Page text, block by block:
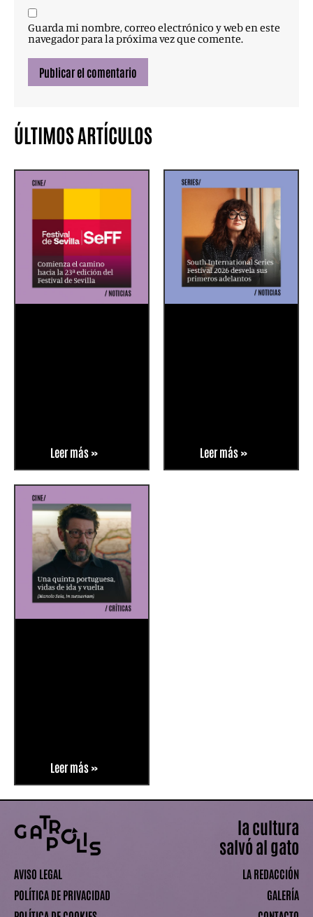
Guarda mi nombre, correo electrónico y web en este
navegador para la próxima vez que comente.
ÚLTIMOS ARTÍCULOS
Leer más » Leer más »
Leer más »
AVISO LEGAL
POLÍTICA DE PRIVACIDAD
la cultura
salvó al gato
LA REDACCIÓN
GALERÍA